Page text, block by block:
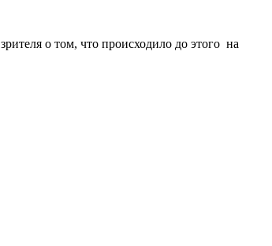
о том, что происходило до этого на